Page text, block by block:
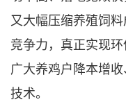
又大幅压缩养殖饲
竞争力，真正实现
广大养鸡户降本增
技术。